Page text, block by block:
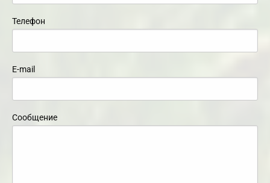
Телефон
E-mail
Сообщение